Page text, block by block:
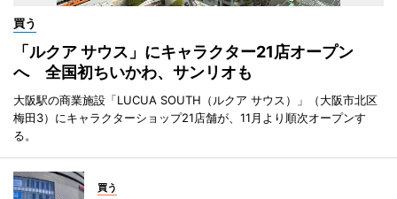
買う
「ルクア サウス」にキャラクター21店オープン
へ 全国初ちいかわ、サンリオも
大阪駅の商業施設「LUCUA SOUTH（ルクア サウス）」（大阪市北区
梅田3）にキャラクターショップ21店舗が、11月より順次オープンす
る。
買う